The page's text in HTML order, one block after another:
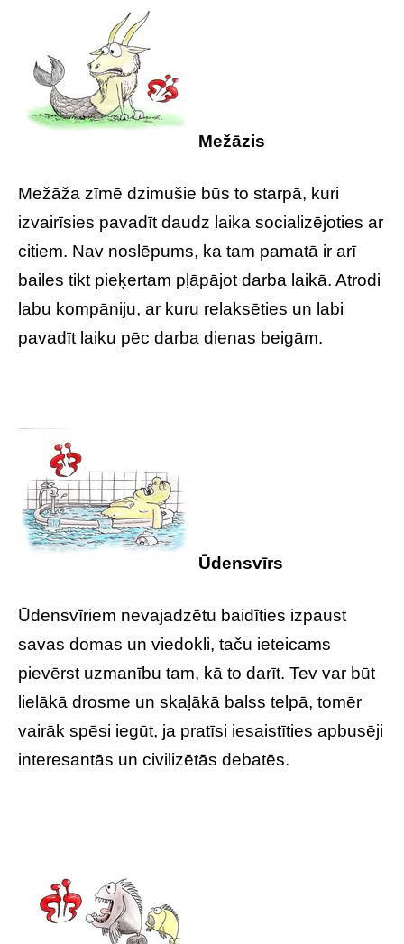
Mežāzis
Mežāža zīmē dzimušie būs to starpā, kuri
izvairīsies pavadīt daudz laika socializējoties ar
citiem. Nav noslēpums, ka tam pamatā ir arī
bailes tikt pieķertam pļāpājot darba laikā. Atrodi
labu kompāniju, ar kuru relaksēties un labi
pavadīt laiku pēc darba dienas beigām.
Ūdensvīrs
Ūdensvīriem nevajadzētu baidīties izpaust
savas domas un viedokli, taču ieteicams
pievērst uzmanību tam, kā to darīt. Tev var būt
lielākā drosme un skaļākā balss telpā, tomēr
vairāk spēsi iegūt, ja pratīsi iesaistīties apbusēji
interesantās un civilizētās debatēs.